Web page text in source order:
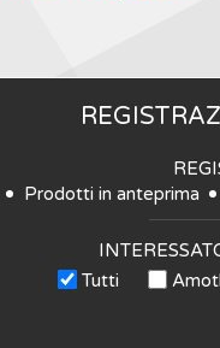
Prodotti in anteprima
Tutti